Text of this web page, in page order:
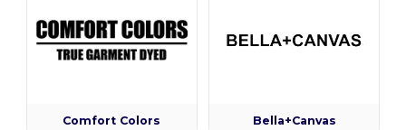
Comfort Colors Bella+Canvas